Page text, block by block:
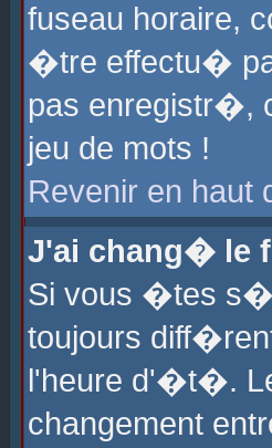
fuseau horaire,
�tre effectu�
pas enregistr�,
jeu de mots !
Revenir en haut
J'ai chang� le
Si vous �tes
toujours
l'heure d'�t�.
changement